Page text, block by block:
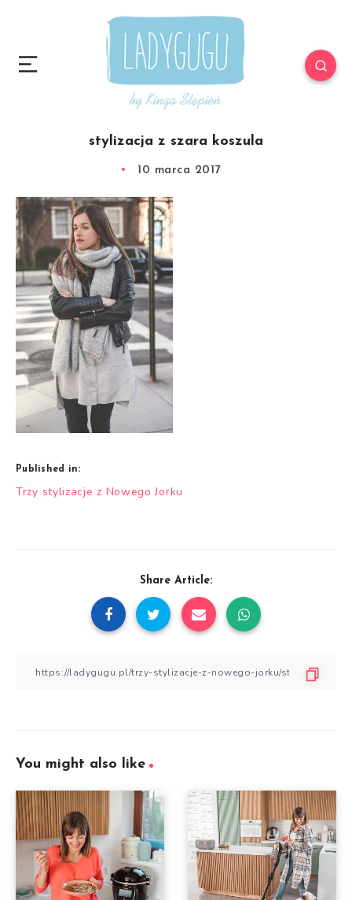
stylizacja z szara koszula
10 marca 2017
Published in:
Nawigacja
Trzy stylizacje z Nowego Jorku
Share Article:
You might also like